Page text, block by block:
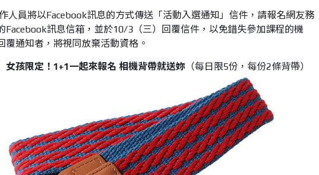
人員將以Facebook訊息的方式傳送「活動入選通知」信件，請報名網友務
Facebook訊息信箱，並於10/3（三）回覆信件，以免錯失參加課程的機
覆通知者，將視同放棄活動資格。
女孩限定！1+1一起來報名 相機背帶就送妳（每日限5份，每份2條背帶）